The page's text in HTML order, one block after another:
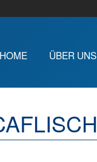
HOME ÜBER UNS